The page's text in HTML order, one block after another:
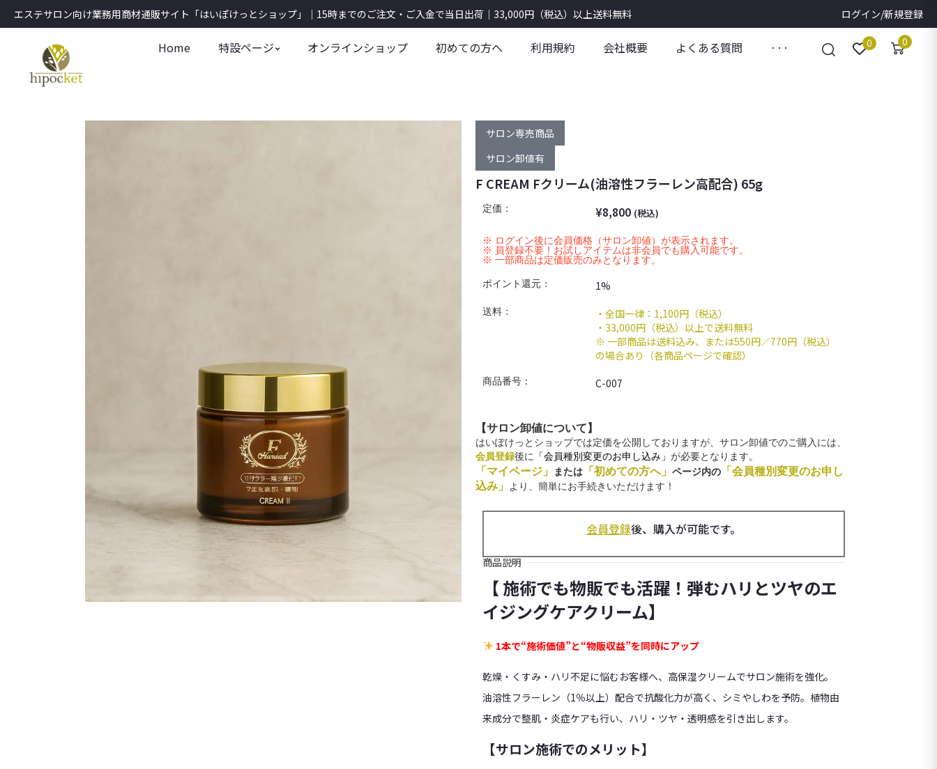
エステサロン向け業務用商材通販サイト「はいぽけっとショップ」｜15時までのご注文・ご入金で当日出荷｜33,000円（税込）以上送料無料 ログイン/新規登録
Home 特設ページ オンラインショップ 初めての方へ 利用規約 会社概要 よくある質問 ··· 0 0
サロン専売商品
サロン卸値有
F CREAM Fクリーム(油溶性フラーレン高配合) 65g
定価： ¥8,800 (税込)
※ ログイン後に会員価格（サロン卸値）が表示されます。
※ 員登録不要！お試しアイテムは非会員でも購入可能です。
※ 一部商品は定価販売のみとなります。
ポイント還元：
1%
送料：
・全国一律：1,100円（税込）
・33,000円（税込）以上で送料無料
※ 一部商品は送料込み、または550円／770円（税込）
の場合あり（各商品ページで確認）
商品番号： C-007
【サロン卸値について】
はいぽけっとショップでは定価を公開しておりますが、サロン卸値でのご購入には、
会員登録後に 「会員種別変更のお申し込み」 が必要となります。
「マイページ」 または 「初めての方へ」 ページ内の 「会員種別変更のお申し
込み」 より、簡単にお手続きいただけます！
会員登録後、購入が可能です。
商品説明
【 施術でも物販でも活躍！弾むハリとツヤのエ
イジングケアクリーム】
1本で“施術価値”と“物販収益”を同時にアップ
乾燥・くすみ・ハリ不足に悩むお客様へ、高保湿クリームでサロン施術を強化。
油溶性フラーレン（1％以上）配合で抗酸化力が高く、シミやしわを予防。植物由
来成分で整肌・炎症ケアも行い、ハリ・ツヤ・透明感を引き出します。
【サロン施術でのメリット】